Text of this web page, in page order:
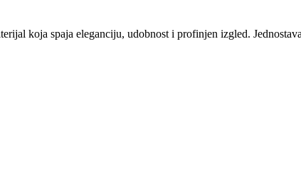
koja spaja eleganciju, udobnost i profinjen izgled.